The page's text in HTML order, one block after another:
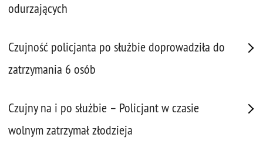
odurzających
Czujność policjanta po służbie doprowadziła do
zatrzymania 6 osób
Czujny na i po służbie – Policjant w czasie
wolnym zatrzymał złodzieja